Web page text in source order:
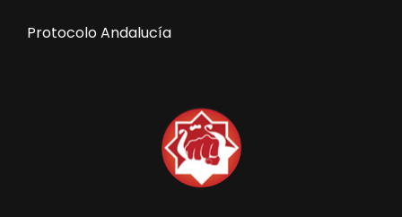
Protocolo Andalucía